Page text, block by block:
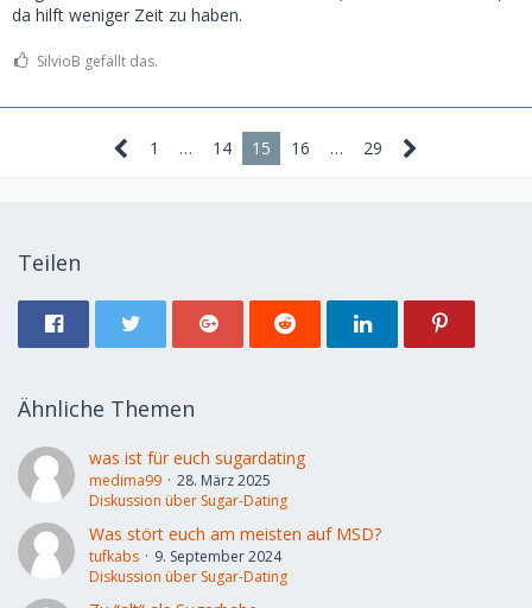
da hilft weniger Zeit zu haben.
SilvioB gefällt das.
1 … 14 15 16 … 29
Teilen
Ähnliche Themen
was ist für euch sugardating
medima99
28. März 2025
Diskussion über Sugar-Dating
Was stört euch am meisten auf MSD?
tufkabs
9. September 2024
Diskussion über Sugar-Dating